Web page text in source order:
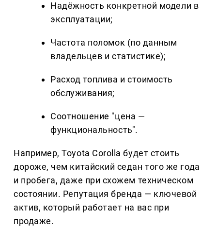
Надёжность конкретной модели в
эксплуатации;
Частота поломок (по данным
владельцев и статистике);
Расход топлива и стоимость
обслуживания;
Соотношение "цена —
функциональность".
Например, Toyota Corolla будет стоить
дороже, чем китайский седан того же года
и пробега, даже при схожем техническом
состоянии. Репутация бренда — ключевой
актив, который работает на вас при
продаже.